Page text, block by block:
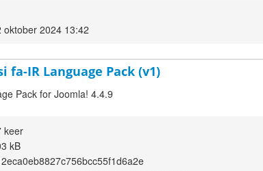
oktober 2024 13:42
fa-IR Language Pack (v1)
Pack for Joomla! 4.4.9
keer
kB